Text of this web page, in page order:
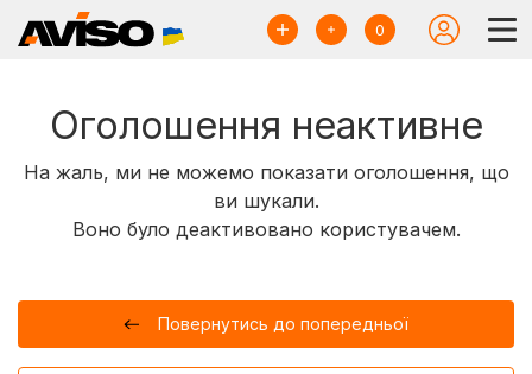
0
Оголошення неактивне
На жаль, ми не можемо показати оголошення, що
ви шукали.
Воно було деактивовано користувачем.
Повернутись до попередньої